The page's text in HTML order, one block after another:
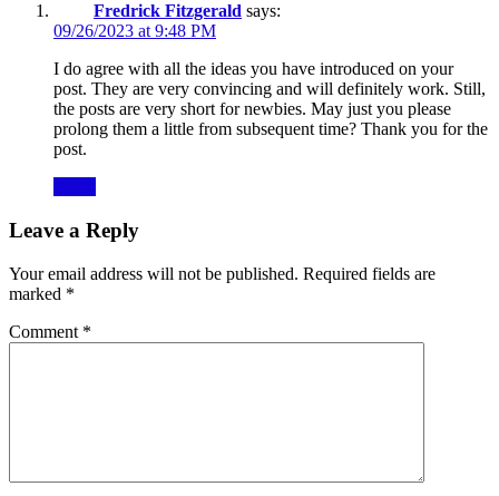
Fredrick Fitzgerald says:
09/26/2023 at 9:48 PM
I do agree with all the ideas you have introduced on your
post. They are very convincing and will definitely work. Still,
the posts are very short for newbies. May just you please
prolong them a little from subsequent time? Thank you for the
post.
Leave a Reply
Your email address will not be published. Required fields are
marked *
Comment *